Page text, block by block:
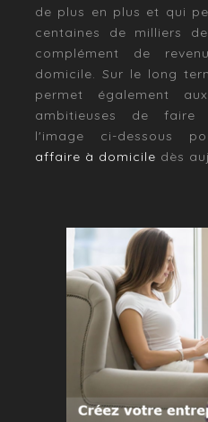
de plus en plus et qui
centaines de milliers
complément de
domicile. Sur le long
permet également
ambitieuses de faire
l'image ci-dessous
affaire à domicile dès